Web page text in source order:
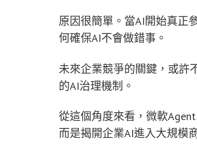
原因很簡單。當AI開始真正
何確保AI不會做錯事。
未來企業競爭的關鍵，或許
的AI治理機制。
從這個角度來看，微軟
而是揭開企業AI進入大規模